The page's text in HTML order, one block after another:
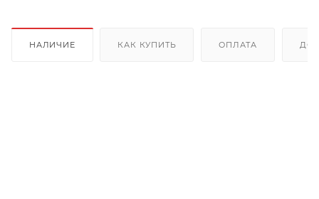
НАЛИЧИЕ КАК КУПИТЬ ОПЛАТА